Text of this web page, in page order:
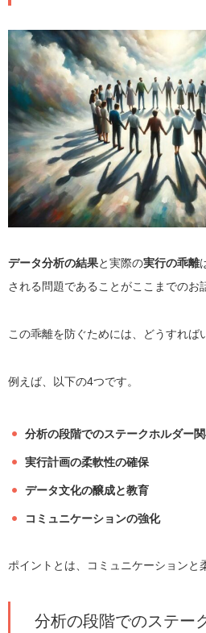
データ分析の結果と実際の実行の乖離
される問題であることがここまでのお
この乖離を防ぐためには、どうすれば
例えば、以下の4つです。
分析の段階でのステークホルダー
実行計画の柔軟性の確保
データ文化の醸成と教育
コミュニケーションの強化
ポイントとは、コミュニケーションと
分析の段階でのステー